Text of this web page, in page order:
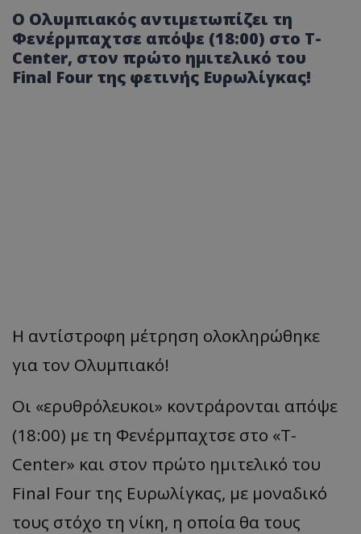
Ο Ολυμπιακός αντιμετωπίζει τη
Φενέρμπαχτσε απόψε (18:00) στο T-
Center, στον πρώτο ημιτελικό του
Final Four της φετινής Ευρωλίγκας!
Η αντίστροφη μέτρηση ολοκληρώθηκε
για τον Ολυμπιακό!
Οι «ερυθρόλευκοι» κοντράρονται απόψε
(18:00) με τη Φενέρμπαχτσε στο «T-
Center» και στον πρώτο ημιτελικό του
Final Four της Ευρωλίγκας, με μοναδικό
τους στόχο τη νίκη, η οποία θα τους